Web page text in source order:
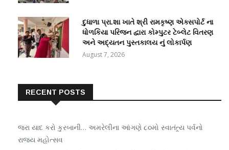
દુધાળા પ્રા.શા ખાતે શ્રી રામકૃષ્ણ એક્સપોર્ટ ના
ધોળકિયા પરિજન દ્વારા કોમ્પુટર ટેબ્લેટ વિતરણ
અને અદ્યતન પુસ્તકાલય નું લોકાર્પણ
August 7, 2026
RECENT POSTS
જરા યાદ કરો કુરબાની… અમરેલીના આંગણે ૮૦મો સ્વાતંત્ર્ય પર્વનો
રાજ્ય મહોત્સવ